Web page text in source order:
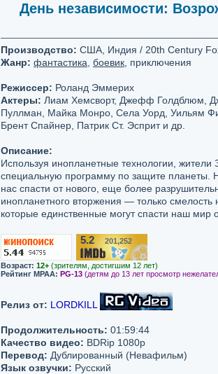
День независимости:
Производство: США, Индия / 20th Century
Жанр: фантастика боевик , приключения
Режиссер: Роланд Эммерих
Актеры: Лиам Хемсворт, Джефф Голдблюм,
Пуллман, Майка Монро, Села Уорд, Уильям
Брент Спайнер, Патрик Ст. Эсприт и др.
Описание:
Используя инопланетные технологии, жители
специальную программу по защите планеты.
нас спасти от нового, еще более
инопланетного вторжения — только смелость
которые единственные могут спасти наш мир
5.2 201,252
Возраст: 12+ (зрителям, достигшим 12 лет)
Рейтинг MPAA: PG-13 (детям до 13 лет просмотр
Релиз от: LORDKILL
Продолжительность: 01:59:44
Качество видео: BDRip 1080p
Перевод: Дублированный (Невафильм)
Язык озвучки: Русский